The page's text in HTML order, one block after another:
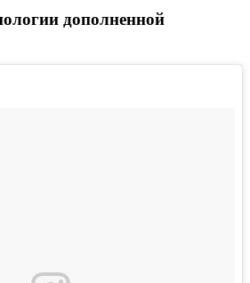
дополненной